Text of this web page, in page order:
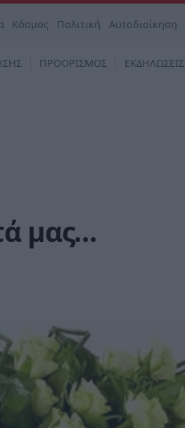
Κόσμος Πολιτική Αυτοδιοίκηση
ΠΡΟΟΡΙΣΜΟΣ ΕΚΔΗΛΩΣΕΙΣ
μας…